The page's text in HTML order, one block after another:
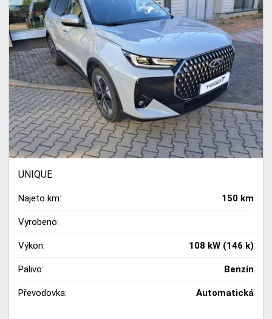
UNIQUE
Najeto km: 150 km
Vyrobeno:
Výkon: 108 kW (146 k)
Palivo: Benzín
Převodovka: Automatická